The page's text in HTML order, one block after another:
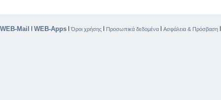
WEB-Mail | WEB-Apps |Όροι χρήσης | Προσωπικά δεδομένα | Ασφάλεια & Πρόσβαση